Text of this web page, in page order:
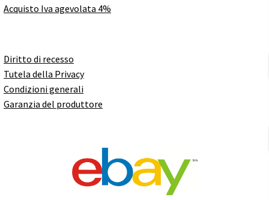
Acquisto Iva agevolata 4%
Diritto di recesso
Tutela della Privacy
Condizioni generali
Garanzia del produttore